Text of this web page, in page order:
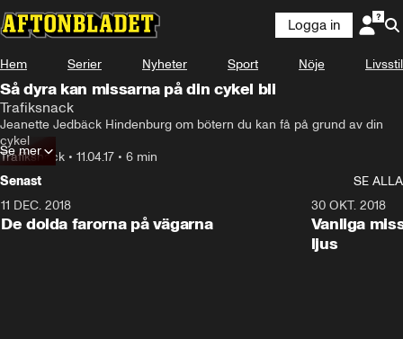
Logga in
Hem Serier Nyheter Sport Nöje Livsstil
Så dyra kan missarna på din cykel bli
Trafiksnack
Jeanette Jedbäck Hindenburg om bötern du kan få på grund av din
cykel
Trafiksnack • 11.04.17 • 6 min
Se mer
Senast
SE ALLA
11 DEC. 2018
De dolda farorna på vägarna
30 OKT. 2018
Vanliga
ljus